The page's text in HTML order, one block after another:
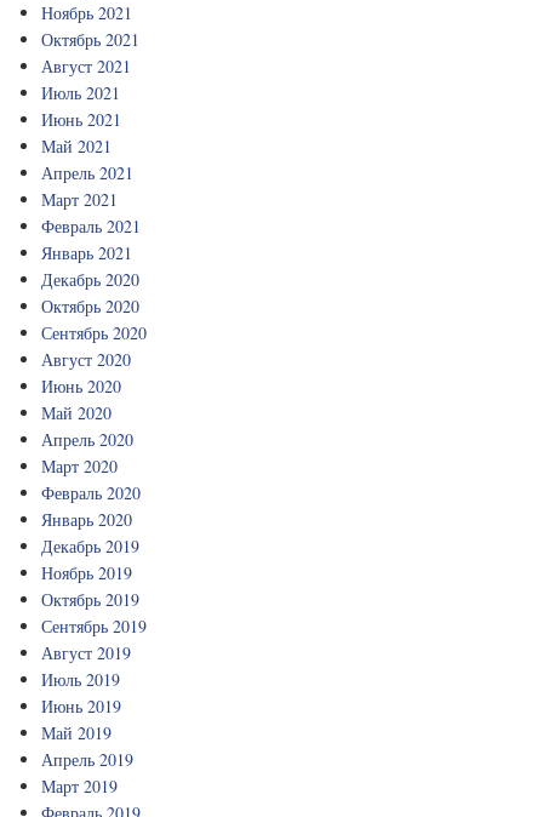
Ноябрь 2021
Октябрь 2021
Август 2021
Июль 2021
Июнь 2021
Май 2021
Апрель 2021
Март 2021
Февраль 2021
Январь 2021
Декабрь 2020
Октябрь 2020
Сентябрь 2020
Август 2020
Июнь 2020
Май 2020
Апрель 2020
Март 2020
Февраль 2020
Январь 2020
Декабрь 2019
Ноябрь 2019
Октябрь 2019
Сентябрь 2019
Август 2019
Июль 2019
Июнь 2019
Май 2019
Апрель 2019
Март 2019